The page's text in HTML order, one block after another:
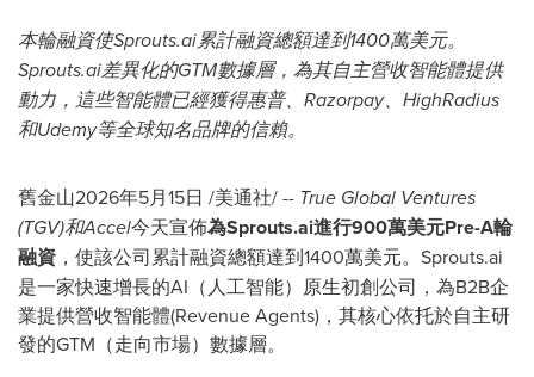
本輪融資使Sprouts.ai累計融資總額達到1400萬美元。
Sprouts.ai差異化的GTM數據層，為其自主營收智能體提供
動力，這些智能體已經獲得惠普、Razorpay、HighRadius
和Udemy等全球知名品牌的信賴。
舊金山2026年5月15日 /美通社/ -- True Global Ventures
(TGV)和Accel今天宣佈為Sprouts.ai進行900萬美元Pre-A輪
融資 ，使該公司累計融資總額達到1400萬美元。Sprouts.ai
是一家快速增長的AI（人工智能）原生初創公司，為B2B企
業提供營收智能體(Revenue Agents)，其核心依托於自主研
發的GTM（走向市場）數據層。